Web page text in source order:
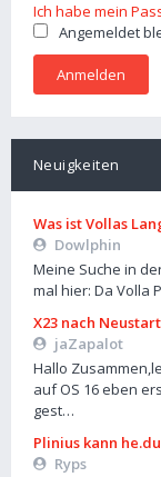
Ich habe mein
Angemeldet
Neuigkeiten
Was ist Vollas
Dowlphin
Meine Suche in
mal hier: Da Volla
X23 nach
jaZapalot
Hallo
auf OS 16 eben
gest…
Plinius kann
Ryps